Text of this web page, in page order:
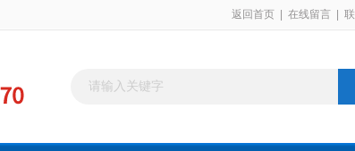
返回首页 在线留言